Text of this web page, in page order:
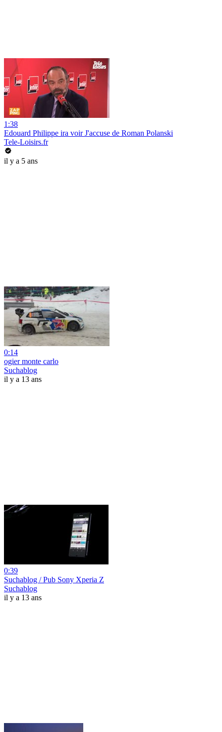
1:38
Edouard Philippe ira voir J'accuse de Roman Polanski
Tele-Loisirs.fr
il y a 5 ans
0:14
ogier monte carlo
Suchablog
il y a 13 ans
0:39
Suchablog / Pub Sony Xperia Z
Suchablog
il y a 13 ans